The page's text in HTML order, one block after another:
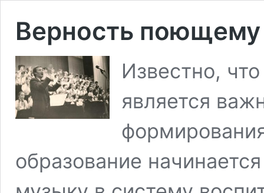
Верность поющему
Известно,
является
образование